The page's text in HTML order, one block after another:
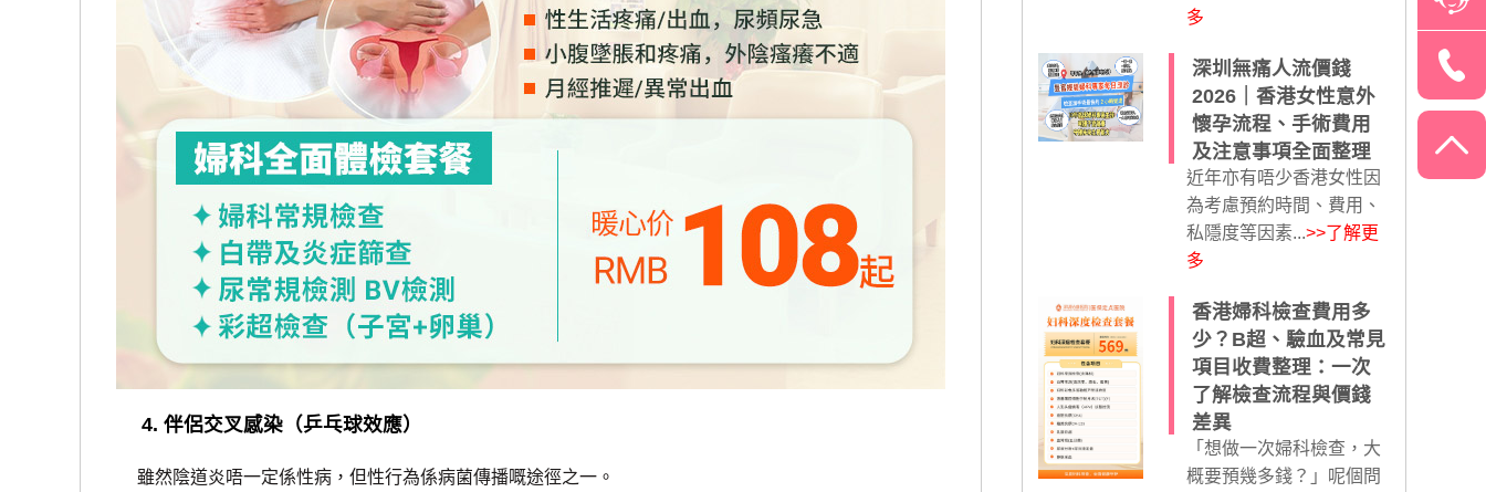
4. 伴侶交叉感染（乒乓球效應）
雖然陰道炎唔一定係性病，但性行為係病菌傳播嘅途徑之一。
多
深圳無痛人流價錢
2026｜香港女性意外
懷孕流程、手術費用
及注意事項全面整理
近年亦有唔少香港女性因
為考慮預約時間、費用、
私隱度等因素...>>了解更
多
香港婦科檢查費用多
少？B超、驗血及常見
項目收費整理：一次
了解檢查流程與價錢
差異
「想做一次婦科檢查，大
概要預幾多錢？」呢個問